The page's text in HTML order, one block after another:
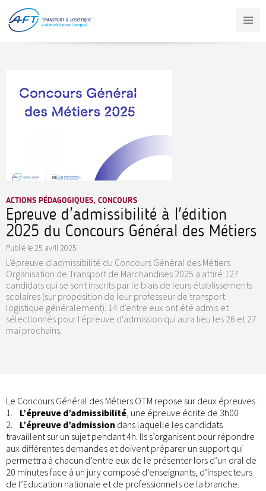
contenu
principal
ACTIONS PÉDAGOGIQUES, CONCOURS
Epreuve d'admissibilité à l'édition
2025 du Concours Général des Métiers
Publié le 25 avril 2025
L'épreuve d'admissibilité du Concours Général des Métiers
Organisation de Transport de Marchandises 2025 a attiré 127
candidats qui se sont inscrits par le biais de leurs établissements
scolaires (sur proposition de leur professeur de transport
logistique généralement). 14 d'entre eux ont été admis et
sélectionnés pour l'épreuve d'admission qui aura lieu les 26 et 27
mai prochains.
Le Concours Général des Métiers OTM repose sur deux épreuves :
1.
L’épreuve d’admissibilité, une épreuve écrite de 3h00
2. L’épreuve d’admission dans laquelle les candidats
travaillent sur un sujet pendant 4h. Ils s’organisent pour répondre
aux différentes demandes et doivent préparer un support qui
permettra à chacun d’entre eux de le présenter lors d’un oral de
20 minutes face à un jury composé d’enseignants, d’inspecteurs
de l’Education nationale et de professionnels de la branche.